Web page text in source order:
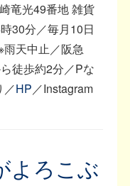
竜光49番地 雑貨
30分／毎月10日
天中止／阪急
徒歩約2分／Pな
／HP／Instagram
よろこぶ